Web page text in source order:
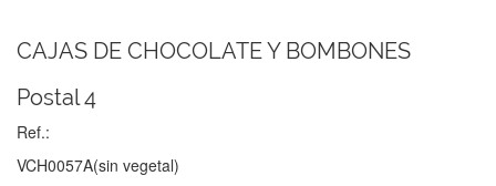
CAJAS DE CHOCOLATE Y BOMBONES
Postal 4
Ref.:
VCH0057A(sin vegetal)